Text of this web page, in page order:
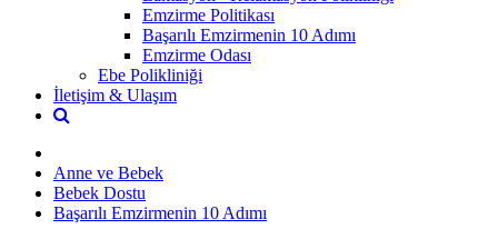
Emzirme Politikası
Başarılı Emzirmenin 10 Adımı
Emzirme Odası
Ebe Polikliniği
İletişim & Ulaşım
Anne ve Bebek
Bebek Dostu
Başarılı Emzirmenin 10 Adımı